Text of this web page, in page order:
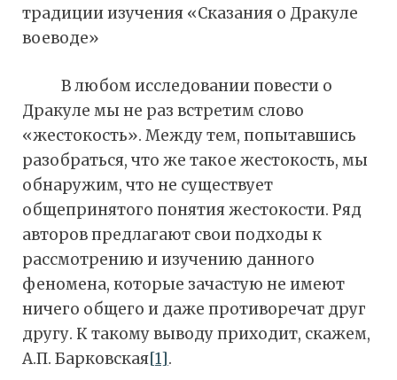
традиции изучения «Сказания о Дракуле
воеводе»
В любом исследовании повести о
Дракуле мы не раз встретим слово
«жестокость». Между тем, попытавшись
разобраться, что же такое жестокость, мы
обнаружим, что не существует
общепринятого понятия жестокости. Ряд
авторов предлагают свои подходы к
рассмотрению и изучению данного
феномена, которые зачастую не имеют
ничего общего и даже противоречат друг
другу. К такому выводу приходит, скажем,
А.П. Барковская[1].